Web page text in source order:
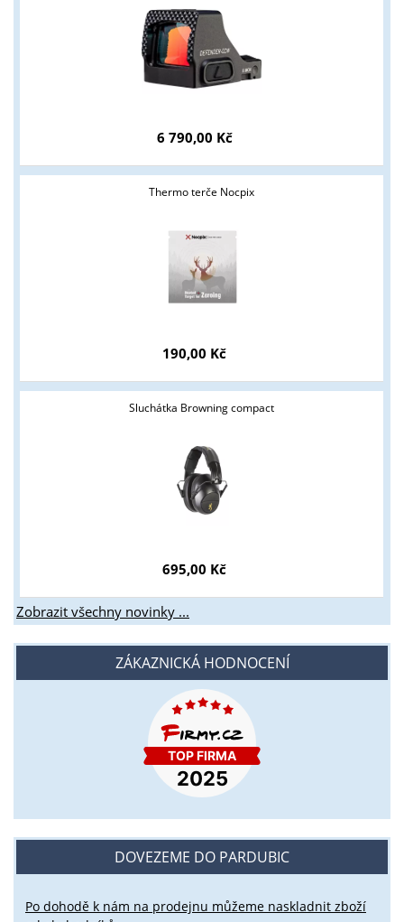
6 790,00 Kč
Thermo terče Nocpix
190,00 Kč
Sluchátka Browning compact
695,00 Kč
Zobrazit všechny novinky ...
ZÁKAZNICKÁ HODNOCENÍ
DOVEZEME DO PARDUBIC
Po dohodě k nám na prodejnu můžeme naskladnit zboží
Tyto stránky jsou určeny pouze odborné veřejnosti od 18 let a
podnikatelům v oblasti zbraně a střelivo. Splňujete tyto
ANO NE